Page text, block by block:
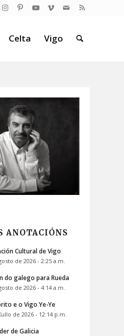
Celta Vigo
ANOTACIÓNS
Cultural de Vigo
de 2026 - 2:25 a.m.
do galego para Rueda
de 2026 - 4:14 a.m.
e o Vigo Ye-Ye
de 2026 - 12:14 p.m.
de Galicia